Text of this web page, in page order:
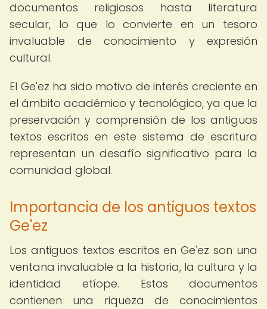
documentos religiosos hasta literatura
secular, lo que lo convierte en un tesoro
invaluable de conocimiento y expresión
cultural.
El Ge'ez ha sido motivo de interés creciente en
el ámbito académico y tecnológico, ya que la
preservación y comprensión de los antiguos
textos escritos en este sistema de escritura
representan un desafío significativo para la
comunidad global.
Importancia de los antiguos textos
Ge'ez
Los antiguos textos escritos en Ge'ez son una
ventana invaluable a la historia, la cultura y la
identidad etíope. Estos documentos
contienen una riqueza de conocimientos